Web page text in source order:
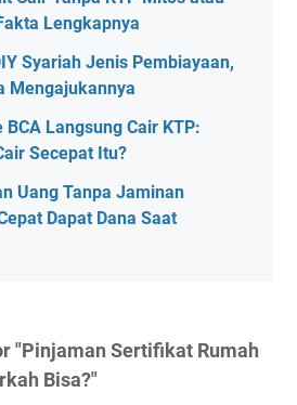
Lengkapnya
Syariah Jenis Pembiayaan,
Mengajukannya
BCA Langsung Cair KTP:
Secepat Itu?
Uang Tanpa Jaminan
Dapat Dana Saat
"Pinjaman Sertifikat Rumah
Bisa?"